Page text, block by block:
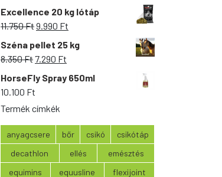
price
was:
9.200 Ft.
price
is:
8.090 Ft.
Excellence 20 kg lótáp
11.750FtOriginal
price
was:
11.750 Ft.
9.990 Ft
price
is:
Széna pellet 25 kg
8.350Ft Original
price
was:
7.290 Ft
price
HorseFly Spray 650ml
10.100 Ft
Termék címkék
anyagcsere bőr csikó
csikótáp
decathlon
ellés
emésztés
equimins
equusline
flexijoint